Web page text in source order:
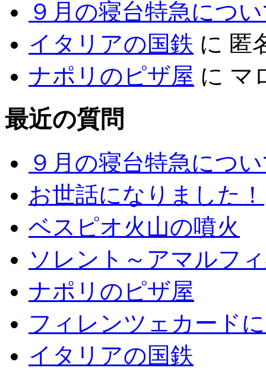
９月の寝台特急につ
イタリアの国鉄 に 匿
ナポリのピザ屋 に マ
最近の質問
９月の寝台特急につ
お世話になりました！
ベスピオ火山の噴火
ソレント～アマルフ
ナポリのピザ屋
フィレンツェカード
イタリアの国鉄